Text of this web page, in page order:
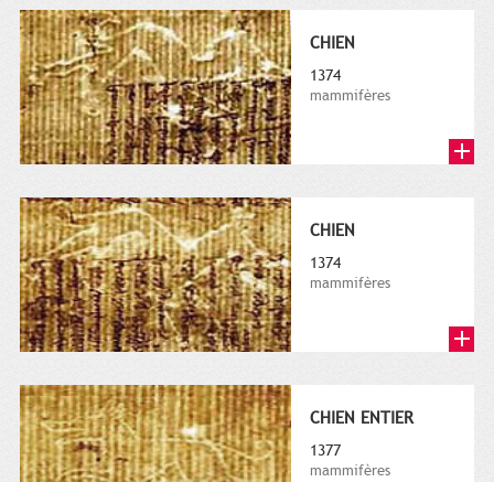
CHIEN
1374
mammifères
CHIEN
1374
mammifères
CHIEN ENTIER
1377
mammifères